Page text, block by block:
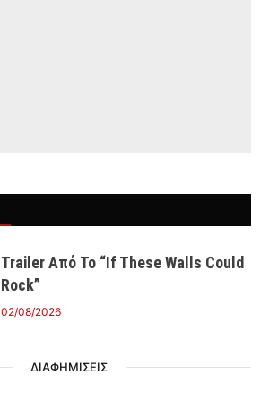
Trailer Από Το “If These Walls Could
Rock”
02/08/2026
ΔΙΑΦΗΜΙΣΕΙΣ